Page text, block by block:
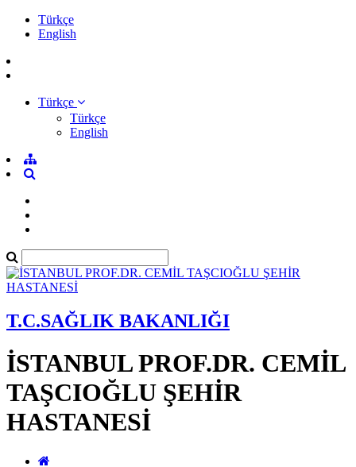
Türkçe
English
Türkçe
Türkçe
English
T.C.SAĞLIK BAKANLIĞI
İSTANBUL PROF.DR. CEMİL
TAŞCIOĞLU ŞEHİR
HASTANESİ